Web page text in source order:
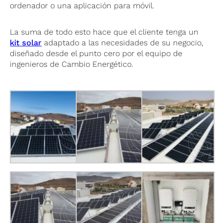
ordenador o una aplicación para móvil.
La suma de todo esto hace que el cliente tenga un
kit solar adaptado a las necesidades de su negocio,
diseñado desde el punto cero por el equipo de
ingenieros de Cambio Energético.